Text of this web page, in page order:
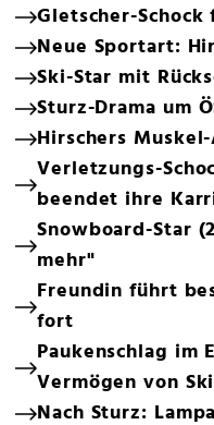
Gletscher-
Neue Sportart:
Ski-Star mit
Sturz-Drama um
Hirschers
Verletzungs-
beendet ihre
Snowboard-Star
mehr"
Freundin führt
fort
Paukenschlag
Vermögen von
Nach Sturz: